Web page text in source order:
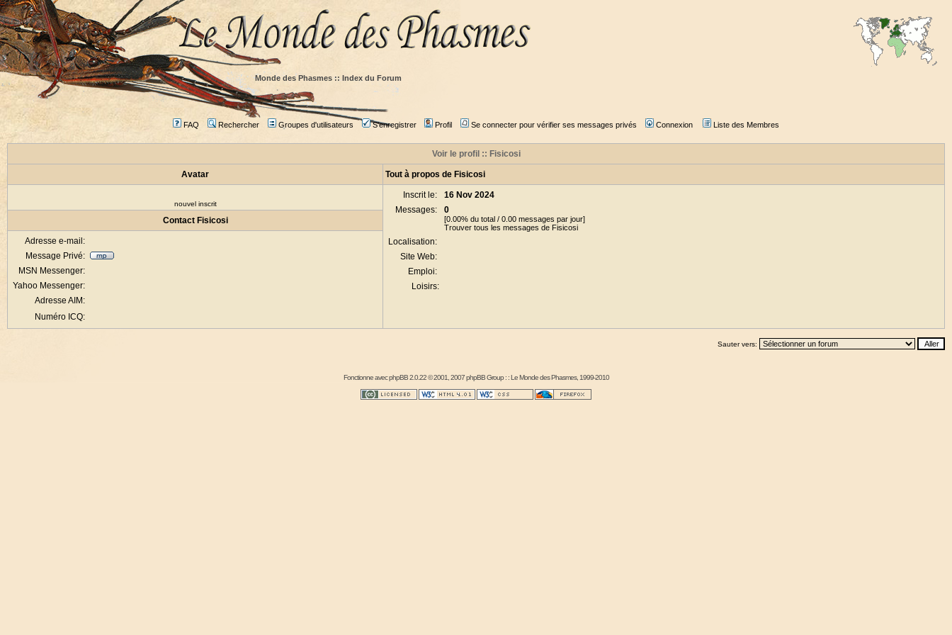
Monde des Phasmes :: Index du Forum
FAQ Rechercher Groupes d'utilisateurs S'enregistrer Profil Se connecter pour vérifier ses messages privés Connexion Liste des Membres
Voir le profil :: Fisicosi
Avatar Tout à propos de Fisicosi
nouvel inscrit
Inscrit le:
16 Nov 2024
Messages:
0
[0.00% du total / 0.00 messages par jour]
Trouver tous les messages de Fisicosi
Localisation:
Site Web:
Emploi:
Loisirs:
Contact Fisicosi
Adresse e-mail:
Message Privé:
MSN Messenger:
Yahoo Messenger:
Adresse AIM:
Numéro ICQ:
Sauter vers:
Fonctionne avecphpBB2.0.22 © 2001, 2007 phpBB Group : :Le Monde des Phasmes, 1999-2010